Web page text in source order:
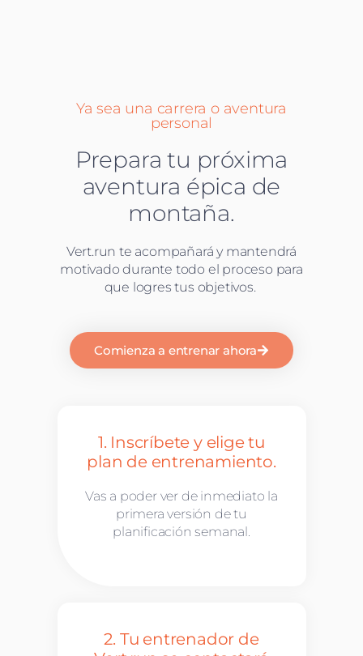
1. Inscríbete y elige tu
plan de entrenamiento.
Vas a poder ver de inmediato la
primera versión de tu
planificación semanal.
2. Tu entrenador de
Ya sea una carrera o aventura
personal
Prepara tu próxima
aventura épica de
montaña.
Vert.run te acompañará y mantendrá
motivado durante todo el proceso para
que logres tus objetivos.
Comienza a entrenar ahora